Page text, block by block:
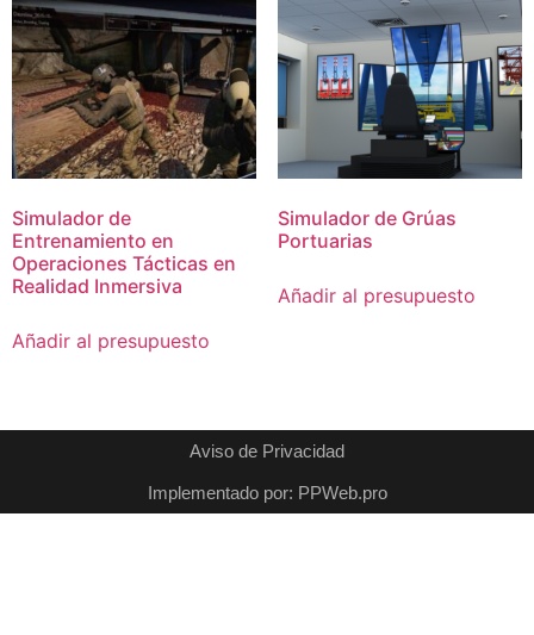
Simulador de
Entrenamiento en
Operaciones Tácticas en
Realidad Inmersiva
Añadir al presupuesto
Simulador de Grúas
Portuarias
Añadir al presupuesto
Aviso de Privacidad
Implementado por: PPWeb.pro